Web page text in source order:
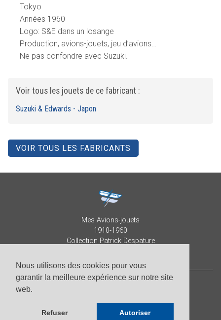
Nous utilisons des cookies pour vous
garantir la meilleure expérience sur notre site
web.
Refuser Autoriser
Tokyo
Années 1960
Logo: S&E dans un losange
Production, avions-jouets, jeu d’avions…
Ne pas confondre avec Suzuki.
Voir tous les jouets de ce fabricant :
Suzuki & Edwards - Japon
VOIR TOUS LES FABRICANTS
Mes Avions-jouets
1910-1960
Collection Patrick Despature
-
Photos par Roberto Pellegrini